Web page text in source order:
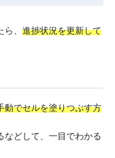
、 進捗状況を更新して
動でセルを塗りつぶす方
などして、一目でわかる